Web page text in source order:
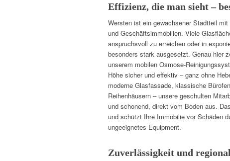
Effizienz, die man sieht –
Wersten ist ein gewachsener Stadtteil
und Geschäftsimmobilien. Viele
anspruchsvoll zu erreichen oder in
besonders stark ausgesetzt. Genau hier
unserem mobilen Osmose-
Höhe sicher und effektiv – ganz ohne
moderne Glasfassade, klassische
Reihenhäusern – unsere geschulten
und schonend, direkt vom Boden aus.
und schützt Ihre Immobilie vor Schäden
ungeeignetes Equipment.
Zuverlässigkeit und